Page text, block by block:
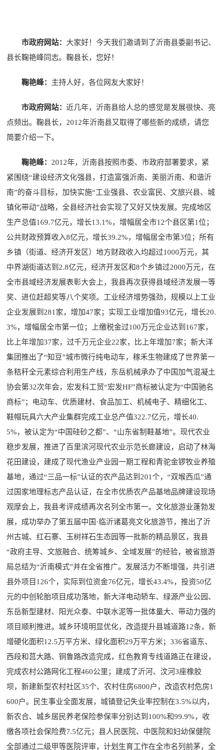
市政府网站： 大家好！今天我们邀请到了沂南县委副书记、
县长鞠艳峰同志。鞠县长，您好！
鞠艳峰： 主持人好，各位网友大家好！
市政府网站：近几年，沂南县给人总的感觉是发展很快、亮
点频出。鞠县长，2012年沂南县又取得了哪些新的成绩，请您
简要介绍一下。
鞠艳峰： 2012年，沂南县按照市委、市政府部署要求，紧
紧围绕“建设经济文化强县，打造富强沂南、美丽沂南、和谐沂
南”的奋斗目标，加快实施“工业强县、农业富民、文旅兴县、城
镇化带动”战略，全县经济社会实现了又好又快发展。完成地区
生产总值169.7亿元，增长13.1%，增幅居全市12个县区第1位；
公共财政预算收入8亿元，增长39.2%，增幅居全市第3位；所有
乡镇（街道、经济开发区）地方财政收入均超过1000万元，其
中界湖街道达到2.8亿元，经济开发区和8个乡镇过2000万元，在
全市县域经济发展表彰大会上，我县再次获得县域经济发展一等
奖、进位赶超奖等八个奖项。工业经济增势强劲，规模以上工业
企业发展到281家，增加47家；实现工业增加值93亿元，增长20.
3%，增幅居全市第一位；上缴税金过100万元企业达到167家，
比上年增加37家，过千万元企业22家，比上年增加7家；新大洋
集团推出了“知豆”城市微行纯电动车，稼禾生物建成了世界第一
条秸秆全元素综合利用生产线，东岳机械承办了中国加气混凝土
协会第32次年会，宏发科工贸“宏发HF”商标被认定为“中国驰名
商标”；电动车、优质建材、食品加工、机械电子、精细化工、
鞋帽玩具六大产业集群完成工业总产值322.7亿元，增长40.
5%，被认定为“中国硅砂之都”、“山东省制鞋基地”。现代农业
稳步发展，推进了百里滨河现代农业示范长廊建设，启动了林海
花田建设，建成了现代渔业产业园一期工程和青驼金锣牧业养殖
基地，通过“三品一标”认证的农产品达到201个，“双堠西瓜”通
过国家地理标志产品认证，在全市优质农产品基地品牌建设现场
观摩会上，我县考评成绩再次名列全市第一。文化旅游业蓬勃发
展，成功举办了第五届中国·临沂诸葛亮文化旅游节，推出了沂
州古城、红石寨、玉树祥石生态园等一批新的精品景区，我县
“政府主导、文旅融合、统筹城乡、全域发展”的经验，被省旅游
局总结为“沂南模式”并在全省推广。发展活力不断增强，共引进
县外项目126个，实际到位资金76亿元，增长43.4%，投资50亿
元的中创轮胎项目成功落地，新大洋电动轿车、绿源产业公园、
东岳新型建材、阳光众泰、中联水泥等一批体量大、带动力强的
项目顺利推进。城乡环境明显优化，改造提升县城道路12条，新
增硬化面积12.5万平方米、绿化面积29万平方米；336省道东、
西段和莒大路、铜鲁路改造完成，红色教育专线道路正在建设，
完成农村公路网化工程460公里；建成了沂河、汶河3座橡胶
坝，新建新型农村社区35个、农村住房6800户，改造农村危房1
600户。民生事业全面发展，城镇登记失业率控制在3.5%以内，
新农合、城乡居民养老保险参保率分别达到100%和99.9%，收
缴各项社会保险费7.5亿元；县人民医院、中医院和妇幼保健院
全部通过二级甲等医院评审，计划生育工作在全市名列前茅，全